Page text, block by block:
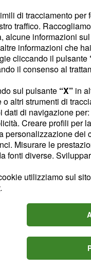
Siffredi,Valerio
arrivano
che li hanno
distesi e
sul presunto flirt,
montaggio ad hoc.
al centro di
raggiungere in
e Katarina è già
che salva Le
di tracciamento
traffico.
informazioni
informazioni che
cliccando il pulsante
il consenso al
sul pulsante “X” in
altri strumenti di
dati di navigazione
Creare profili per
personalizzazione
Misurare le
fonti diverse.
utilizziamo sul
.